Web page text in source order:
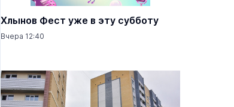
Хлынов Фест уже в эту субботу
Вчера 12:40